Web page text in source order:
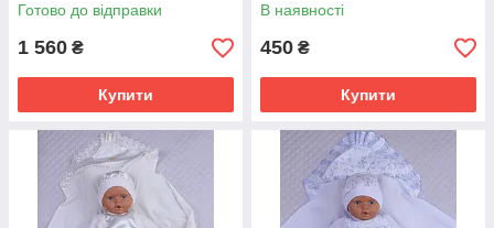
Готово до відправки
1 560 ₴
Купити
В наявності
450 ₴
Купити